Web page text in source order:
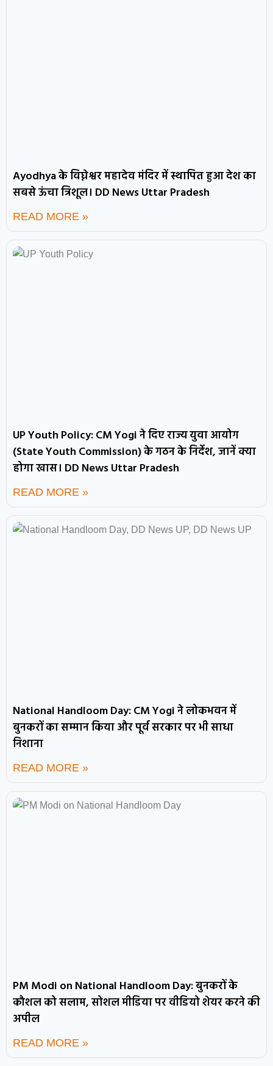
Ayodhya के विघ्नेश्वर महादेव मंदिर में स्थापित हुआ देश का
सबसे ऊंचा त्रिशूल। DD News Uttar Pradesh
READ MORE »
UP Youth Policy: CM Yogi ने दिए राज्य युवा आयोग
(State Youth Commission) के गठन के निर्देश, जानें क्या
होगा खास। DD News Uttar Pradesh
READ MORE »
National Handloom Day: CM Yogi ने लोकभवन में
बुनकरों का सम्मान किया और पूर्व सरकार पर भी साधा
निशाना
READ MORE »
PM Modi on National Handloom Day: बुनकरों के
कौशल को सलाम, सोशल मीडिया पर वीडियो शेयर करने की
अपील
READ MORE »